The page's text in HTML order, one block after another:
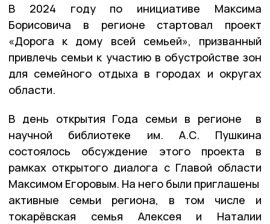
В 2024 году по инициативе Максима
Борисовича в регионе стартовал проект
«Дорога к дому всей семьей», призванный
привлечь семьи к участию в обустройстве зон
для семейного отдыха в городах и округах
области.
В день открытия Года семьи в регионе в
научной библиотеке им. А.С. Пушкина
состоялось обсуждение этого проекта в
рамках открытого диалога с Главой области
Максимом Егоровым. На него были приглашены
активные семьи региона, в том числе и
токарёвская семья Алексея и Наталии